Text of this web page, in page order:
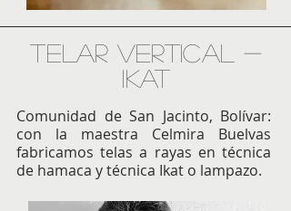
TELAR VERTICAL -
IKAT
Comunidad de San Jacinto, Bolívar:
con la maestra Celmira Buelvas
fabricamos telas a rayas en técnica
de hamaca y técnica Ikat o lampazo.